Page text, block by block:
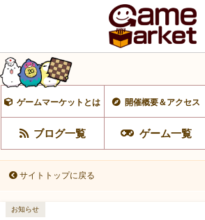
ゲームマーケットとは 開催概要＆アクセス
ブログ一覧 ゲーム一覧
サイトトップに戻る
お知らせ